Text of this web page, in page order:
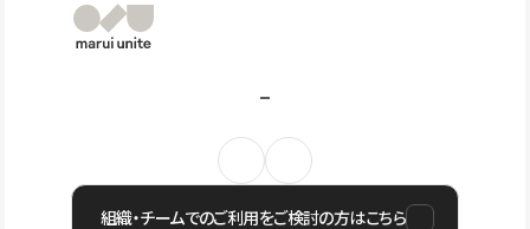
組織・チームでのご利用をご検討の方はこちら